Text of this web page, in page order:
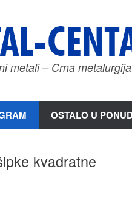
metali – Crna
OSTALO U
kvadratne